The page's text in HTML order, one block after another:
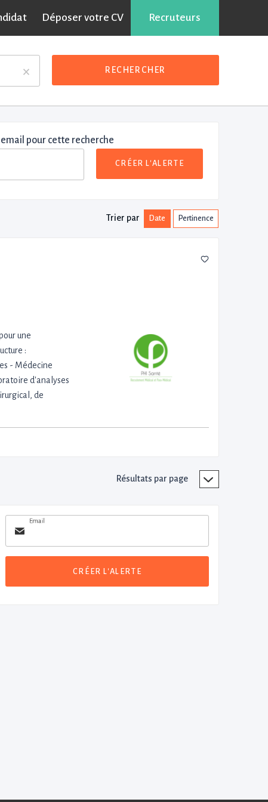
Déposer votre CV Recruteurs
× RECHERCHER
pour cette recherche
CRÉER L'ALERTE
Trier par Date Pertinence
une
:
- Médecine
d'analyses
de
Résultats par page
Email
CRÉER L'ALERTE